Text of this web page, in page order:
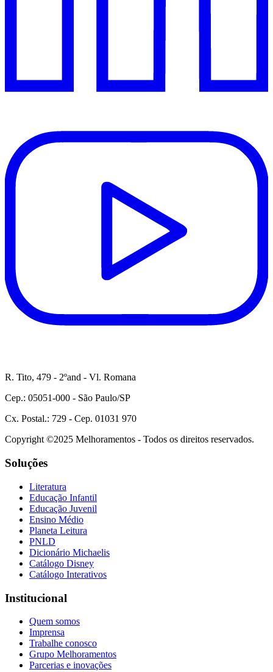
R. Tito, 479 - 2ºand - Vl. Romana
Cep.: 05051-000 - São Paulo/SP
Cx. Postal.: 729 - Cep. 01031 970
Copyright ©2025 Melhoramentos - Todos os direitos reservados.
Soluções
Literatura
Educação Infantil
Educação Juvenil
Ensino Médio
Planeta Leitura
PNLD
Dicionário Michaelis
Catálogo Disney
Catálogo Interativos
Institucional
Quem somos
Imprensa
Trabalhe conosco
Grupo Melhoramentos
Parcerias e inovações